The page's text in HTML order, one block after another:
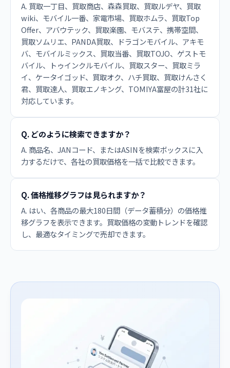
A. 買取一丁目、買取商店、森森買取、買取ルデヤ、買取
wiki、モバイル一番、家電市場、買取ホムラ、買取Top
Offer、アバウテック、買取楽園、モバステ、携帯空間、
買取ソムリエ、PANDA買取、ドラゴンモバイル、アキモ
バ、モバイルミックス、買取当番、買取TOJO、ゲストモ
バイル、トゥインクルモバイル、買取スター、買取ミラ
イ、ケータイゴッド、買取オク、ハチ買取、買取けんさく
君、買取達人、買取エノキング、TOMIYA富屋の計31社に
対応しています。
Q. どのように検索できますか？
A. 商品名、JANコード、またはASINを検索ボックスに入
力するだけで、各社の買取価格を一括で比較できます。
Q. 価格推移グラフは見られますか？
A. はい、各商品の最大180日間（データ蓄積分）の価格推
移グラフを表示できます。買取価格の変動トレンドを確認
し、最適なタイミングで売却できます。